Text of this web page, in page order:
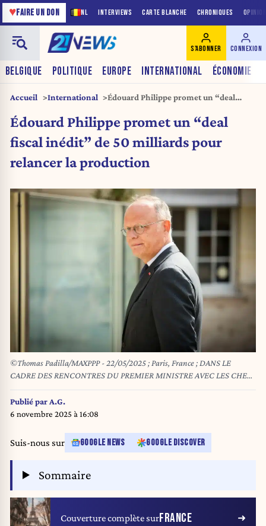
NL INTERVIEWS CARTE BLANCHE CHRONIQUES
♥FAIRE UN DON
BELGIQUE POLITIQUE EUROPE INTERNATIONAL ÉCONOMIE
S'ABONNER CONNEXION
Accueil International
Édouard Philippe promet un “deal
relancer la production
Édouard Philippe promet un “deal
fiscal inédit” de 50 milliards pour
relancer la production
©Thomas Padilla/MAXPPP - 22/05/2025 ; Paris, France ; DANS LE
CADRE DES RENCONTRES DU PREMIER MINISTRE AVEC LES CHEFS
DE PARTIS REPRESENTES AU PARLEMENT POUR EVOQUER LE
SCRUTIN A LA PROPORTIONNELLE, ENTRETIEN AVEC LE
PRESIDENT DU PARTI HORIZONS, EDOUARD PHILIPPE A
Publié par A.G.
6 novembre 2025 à 16:08
Suis-nous sur GOOGLE NEWS GOOGLE DISCOVER
Sommaire
Couverture complète surFRANCE